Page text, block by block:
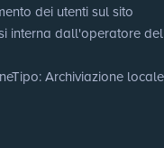
dei utenti sul sito
interna dall'operatore del
Tipo: Archiviazione locale